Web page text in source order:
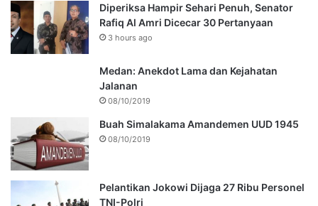
Diperiksa Hampir Sehari Penuh, Senator
Rafiq Al Amri Dicecar 30 Pertanyaan
3 hours ago
Medan: Anekdot Lama dan Kejahatan
Jalanan
08/10/2019
Buah Simalakama Amandemen UUD 1945
08/10/2019
Pelantikan Jokowi Dijaga 27 Ribu Personel
TNI-Polri